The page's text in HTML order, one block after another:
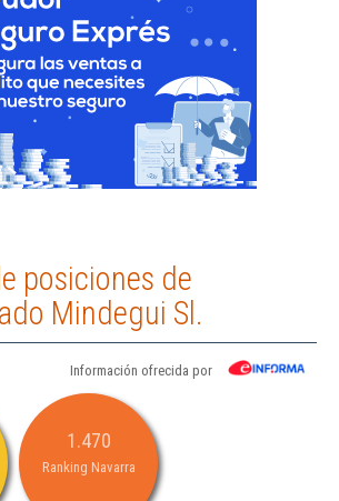
posiciones de
Mindegui Sl.
Información ofrecida por
1.470
Ranking Navarra